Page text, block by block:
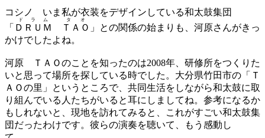
コシノ
いま私が衣装をデザインしている和太鼓集団
「 ＤＲＵＭ
ドラム
ＴＡＯ
タオ
」との関係の始まりも、河原さんがきっ
かけでしたよね。
河原 ＴＡＯのことを知ったのは2008年、研修所をつくりた
いと思って場所を探している時でした。大分県竹田市の「Ｔ
ＡＯの里」というところで、共同生活をしながら和太鼓に取
り組んでいる人たちがいると耳にしましてね。参考になるか
もしれないと、現地を訪れてみると、これがすごい和太鼓集
団だったわけです。彼らの演奏を聴いて、もう感動し